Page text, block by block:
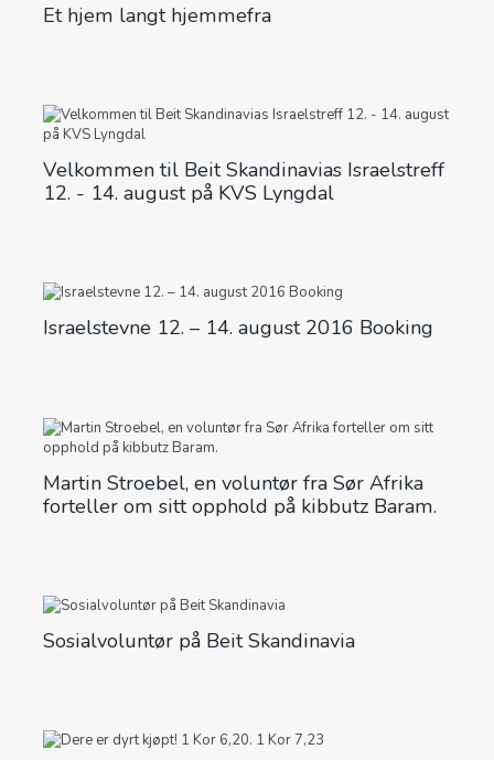
Et hjem langt hjemmefra
Velkommen til Beit Skandinavias Israelstreff
12. - 14. august på KVS Lyngdal
Israelstevne 12. – 14. august 2016 Booking
Martin Stroebel, en voluntør fra Sør Afrika
forteller om sitt opphold på kibbutz Baram.
Sosialvoluntør på Beit Skandinavia